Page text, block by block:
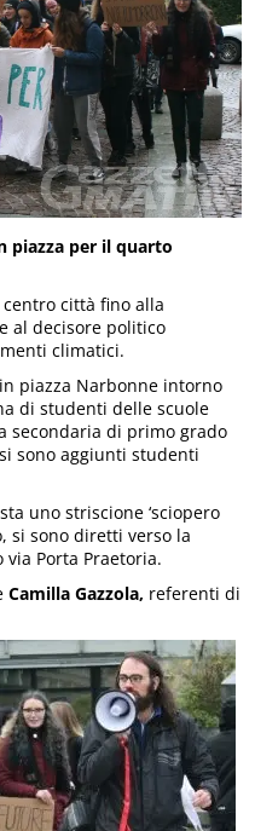
piazza per il quarto
città fino alla
al decisore politico
climatici.
piazza Narbonne intorno
di studenti delle scuole
secondaria di primo grado
sono aggiunti studenti
uno striscione ‘sciopero
si sono diretti verso la
Porta Praetoria.
Camilla Gazzola, referenti di